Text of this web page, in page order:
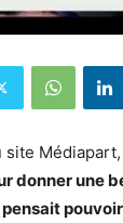
Médiapart,
donner une